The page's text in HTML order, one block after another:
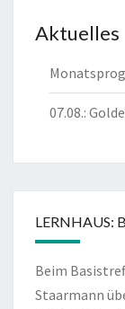
Aktuelles
07.08.:
LERNHAUS:
Beim
Staarmann